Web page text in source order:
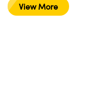
View More